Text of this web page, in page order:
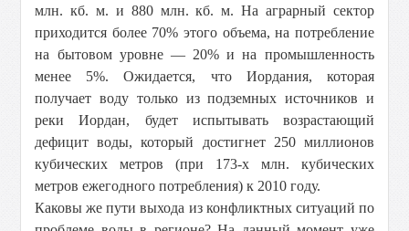
млн. кб. м. и 880 млн. кб. м. На аграрный сектор
приходится более 70% этого объема, на потребление
на бытовом уровне — 20% и на промышленность
менее 5%. Ожидается, что Иордания, которая
получает воду только из подземных источников и
реки Иордан, будет испытывать возрастающий
дефицит воды, который достигнет 250 миллионов
кубических метров (при 173-х млн. кубических
метров ежегодного потребления) к 2010 году.
Каковы же пути выхода из конфликтных ситуаций по